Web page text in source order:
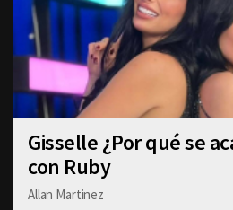
Gisselle ¿Por qué se
con Ruby
Allan Martinez